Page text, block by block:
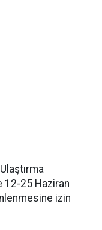
12-25 Haziran
izin